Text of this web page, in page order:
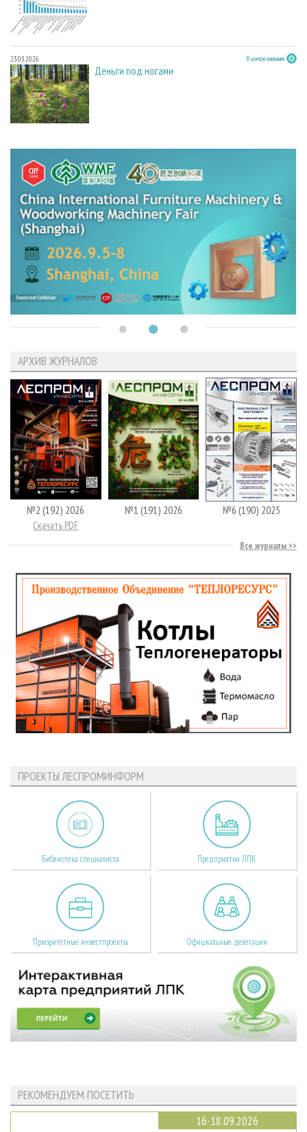
23.03.2026 В центре внимания
Деньги под ногами
АРХИВ ЖУРНАЛОВ
№2 (192) 2026
Скачать PDF
№1 (191) 2026 №6 (190) 2025
Все журналы
ПРОЕКТЫ ЛЕСПРОМИНФОРМ
Библиотека специалиста Предприятия ЛПК
Приоритетные инвестпроекты Официальные делегации
РЕКОМЕНДУЕМ ПОСЕТИТЬ
16-18.09.2026